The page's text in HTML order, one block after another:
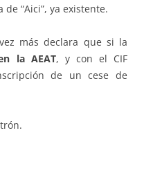
“Aici”, ya existente.
más declara que si la
la AEAT, y con el CIF
de un cese de